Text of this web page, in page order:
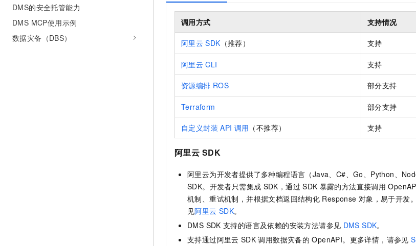
DMS的安全托管能力
DMS MCP使用示例
数据灾备（DBS）
调用方式 支持情况
阿里云 SDK （推荐） 支持
阿里云 CLI 支持
资源编排 ROS 部分支持
Terraform 部分支持
自定义封装 API 调用 （不推荐） 支持
阿里云 SDK
阿里云为开发者提供了多种编程语言（Java、C#、Go、Python、
SDK。开发者只需集成 SDK，通过 SDK 暴露的方法直接调用
机制、重试机制，并根据文档返回结构化 Response 对象，易于开发
见阿里云 SDK。
DMS SDK 支持的语言及依赖的安装方法请参见 DMS SDK。
支持通过阿里云 SDK 调用数据灾备的 OpenAPI。更多详情，请参见